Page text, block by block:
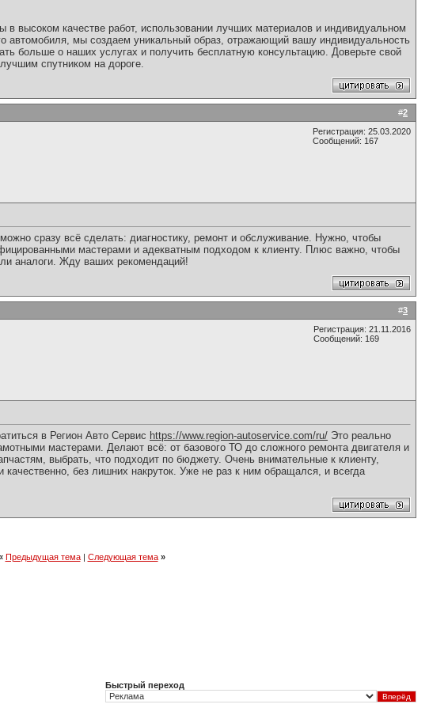
высоком качестве работ, использовании лучших материалов и индивидуальном
автомобиля, мы создаем уникальный образ, отражающий вашу индивидуальность
больше о наших услугах и получить бесплатную консультацию. Доверьте свой
спутником на дороге.
#2
Регистрация: 25.03.2020
Сообщений: 167
сразу всё сделать: диагностику, ремонт и обслуживание. Нужно, чтобы
мастерами и адекватным подходом к клиенту. Плюс важно, чтобы
аналоги. Жду ваших рекомендаций!
#3
Регистрация: 21.11.2016
Сообщений: 169
в Регион Авто Сервис https://www.region-autoservice.com/ru/ Это реально
мастерами. Делают всё: от базового ТО до сложного ремонта двигателя и
выбрать, что подходит по бюджету. Очень внимательные к клиенту,
без лишних накруток. Уже не раз к ним обращался, и всегда
Предыдущая тема| Следующая тема »
Быстрый переход